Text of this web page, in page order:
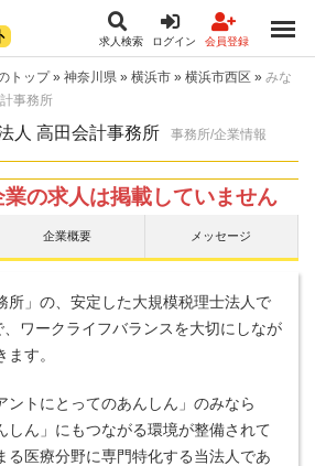
求人検索 ログイン 会員登録
トップ» 神奈川県 » 横浜市 » 横浜市西区 » みな
事務所
人 高田会計事務所 事務所/企業情報
の求人は掲載していません
企業概要 メッセージ
所」の、安定した大規模税理士法人で
ワークライフバランスを大切にしなが
す。
ントにとってのあんしん」のみなら
しん」にもつながる環境が整備されて
る医療分野に専門特化する当法人であ